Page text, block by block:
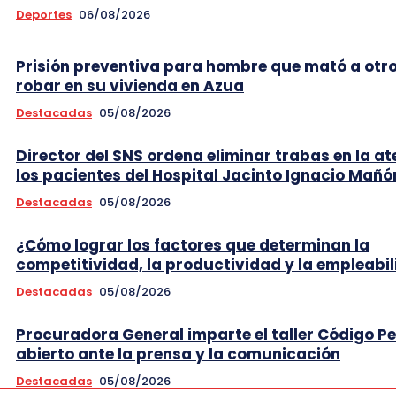
Deportes 06/08/2026
Prisión preventiva para hombre que mató a
robar en su vivienda en Azua
Destacadas 05/08/2026
Director del SNS ordena eliminar trabas en la
los pacientes del Hospital Jacinto Ignacio
Destacadas 05/08/2026
¿Cómo lograr los factores que determinan la
competitividad, la productividad y la
Destacadas 05/08/2026
Procuradora General imparte el taller Código
abierto ante la prensa y la comunicación
Destacadas 05/08/2026